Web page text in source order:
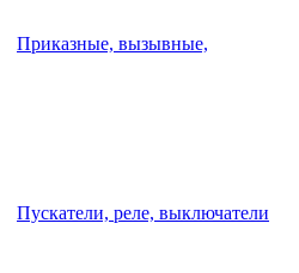
Приказные, вызывные,
Пускатели, реле, выключатели